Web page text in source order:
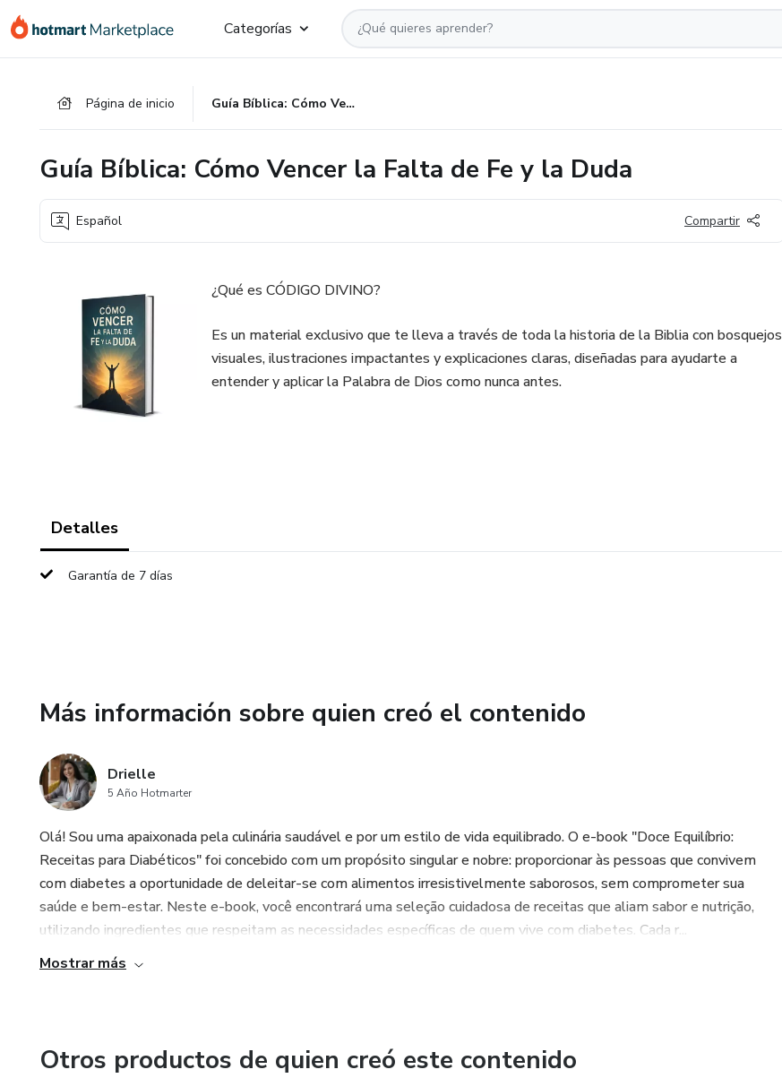
Categorías
Página de inicio Guía Bíblica: Cómo Vencer la Falta de Fe y la Duda
Guía Bíblica: Cómo Vencer la Falta de Fe y la Duda
Español Compartir
¿Qué es CÓDIGO DIVINO?
Es un material exclusivo que te lleva a través de toda la historia de la Biblia con bosquejos
visuales, ilustraciones impactantes y explicaciones claras, diseñadas para ayudarte a
entender y aplicar la Palabra de Dios como nunca antes.
Detalles
Garantía de 7 días
Más información sobre quien creó el contenido
Drielle
5 Año Hotmarter
Olá! Sou uma apaixonada pela culinária saudável e por um estilo de vida equilibrado. O e-book "Doce Equilíbrio:
Receitas para Diabéticos" foi concebido com um propósito singular e nobre: proporcionar às pessoas que convivem
com diabetes a oportunidade de deleitar-se com alimentos irresistivelmente saborosos, sem comprometer sua
saúde e bem-estar. Neste e-book, você encontrará uma seleção cuidadosa de receitas que aliam sabor e nutrição,
utilizando ingredientes que respeitam as necessidades específicas de quem vive com diabetes. Cada r...
Mostrar más
Otros productos de quien creó este contenido